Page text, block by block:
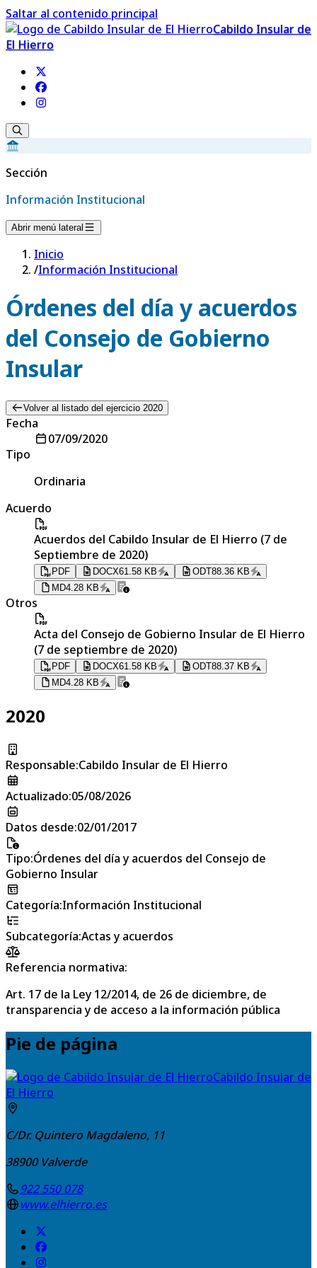
Saltar al contenido principal
Cabildo Insular de
El Hierro
Sección
Información Institucional
Abrir menú lateral
Inicio
/Información Institucional
Órdenes del día y acuerdos
del Consejo de Gobierno
Insular
Volver al listado del ejercicio 2020
Fecha
07/09/2020
Tipo
Ordinaria
Acuerdo
Acuerdos del Cabildo Insular de El Hierro (7 de
Septiembre de 2020)
PDF DOCX61.58 KB ODT88.36 KB
MD4.28 KB
Otros
Acta del Consejo de Gobierno Insular de El Hierro
(7 de septiembre de 2020)
PDF DOCX61.58 KB ODT88.37 KB
MD4.28 KB
2020
Responsable:Cabildo Insular de El Hierro
Actualizado:05/08/2026
Datos desde:02/01/2017
Tipo:Órdenes del día y acuerdos del Consejo de
Gobierno Insular
Categoría:Información Institucional
Subcategoría:Actas y acuerdos
Referencia normativa:
Art. 17 de la Ley 12/2014, de 26 de diciembre, de
transparencia y de acceso a la información pública
Pie de página
Cabildo Insular de
El Hierro
C/Dr. Quintero Magdaleno, 11
38900 Valverde
922 550 078
www.elhierro.es